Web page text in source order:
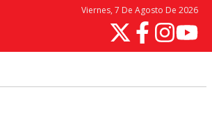
Viernes, 7 De Agosto De 2026